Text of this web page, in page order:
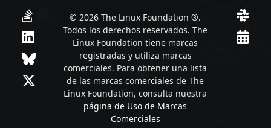
© 2026 The Linux Foundation ®.
Todos los derechos reservados. The
Linux Foundation tiene marcas
registradas y utiliza marcas
comerciales. Para obtener una lista
de las marcas comerciales de The
Linux Foundation, consulta nuestra
página de Uso de Marcas
Comerciales